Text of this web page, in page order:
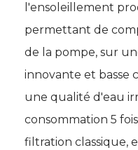
l'ensoleillement
permettant de
de la pompe, sur
innovante et basse
une qualité d'eau
consommation 5
filtration classique,